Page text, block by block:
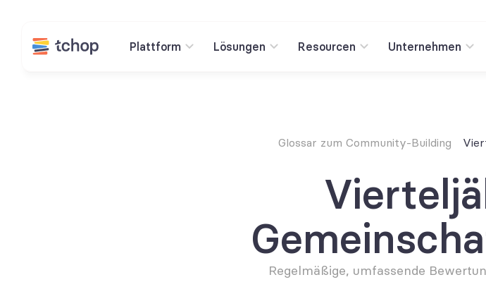
Plattform Lösungen Resourcen Unternehmen
Glossar zum Community-Building
Regelmäßige, umfassende